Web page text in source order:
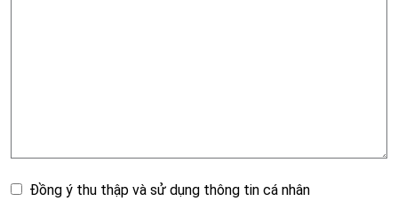
Đồng ý thu thập và sử dụng thông tin cá nhân